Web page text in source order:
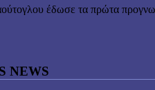
έδωσε τα πρώτα
NEWS